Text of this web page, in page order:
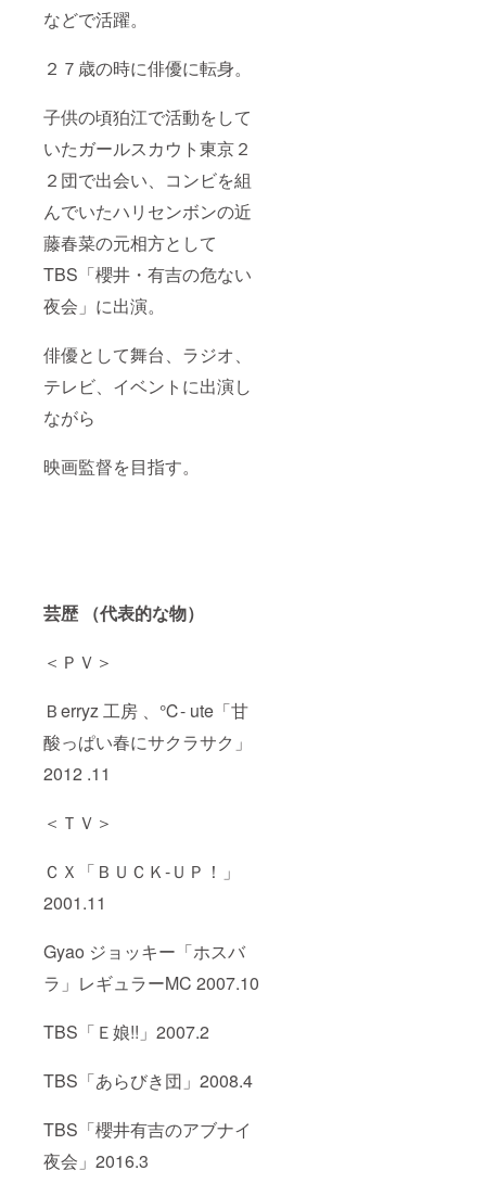
などで活躍。
２７歳の時に俳優に転身。
子供の頃狛江で活動をして
いたガールスカウト東京２
２団で出会い、コンビを組
んでいたハリセンボンの近
藤春菜の元相方として
TBS「櫻井・有吉の危ない
夜会」に出演。
俳優として舞台、ラジオ、
テレビ、イベントに出演し
ながら
映画監督を目指す。
芸歴 （代表的な物）
＜ＰＶ＞
Ｂerryz 工房 、℃- ute「甘
酸っぱい春にサクラサク」
2012 .11
＜ＴＶ＞
ＣＸ「ＢＵＣＫ‐ＵＰ！」
2001.11
Gyao ジョッキー「ホスバ
ラ」レギュラーMC 2007.10
TBS「Ｅ娘!!」2007.2
TBS「あらびき団」2008.4
TBS「櫻井有吉のアブナイ
夜会」2016.3